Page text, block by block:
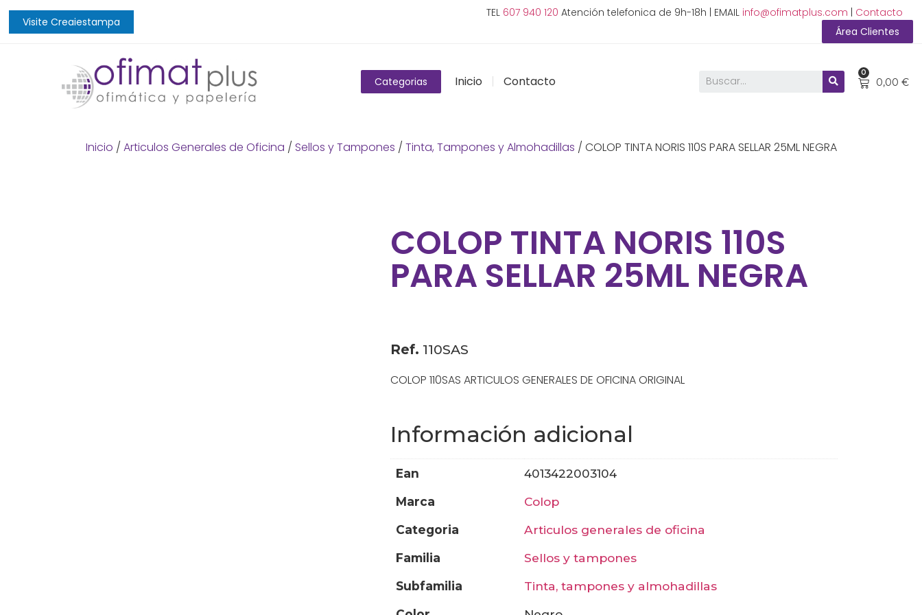
Visite Creaiestampa
TEL 607 940 120 Atención telefonica de 9h-18h | EMAIL info@ofimatplus.com
Contacto
Área Clientes
Categorias Inicio Contacto 0,00 €
0
Inicio / Articulos Generales de Oficina / Sellos y Tampones / Tinta, Tampones y Almohadillas / COLOP TINTA NORIS 110S PARA SELLAR 25ML NEGRA
COLOP TINTA NORIS 110S
PARA SELLAR 25ML NEGRA
Ref. 110SAS
COLOP 110SAS ARTICULOS GENERALES DE OFICINA ORIGINAL
Información adicional
ean
4013422003104
marca
colop
categoria
articulos generales de oficina
familia
sellos y tampones
subfamilia
tinta, tampones y almohadillas